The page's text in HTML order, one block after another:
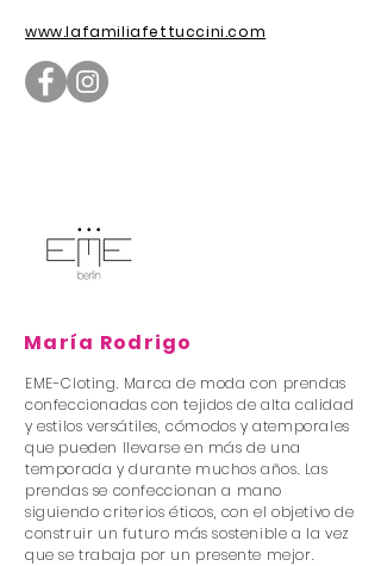
www.lafamiliafettuccini.com
María Rodrigo
EME-Cloting. Marca de moda con prendas
confeccionadas con tejidos de alta calidad
y estilos versátiles, cómodos y atemporales
que pueden llevarse en más de una
temporada y durante muchos años. Las
prendas se confeccionan a mano
siguiendo criterios éticos, con el objetivo de
construir un futuro más sostenible a la vez
que se trabaja por un presente mejor.